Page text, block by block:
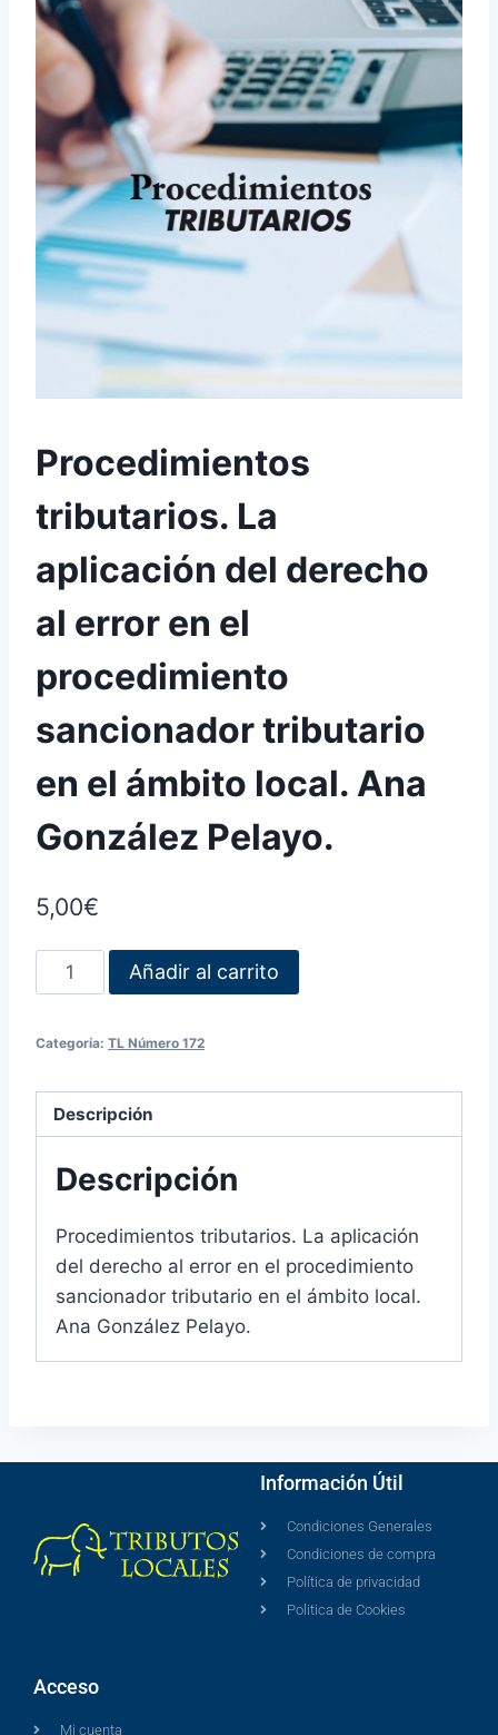
Procedimientos
tributarios. La
aplicación del derecho
al error en el
procedimiento
sancionador tributario
en el ámbito local. Ana
González Pelayo.
5,00€
Añadir al carrito
Categoría: TL Número 172
Descripción
Descripción
Procedimientos tributarios. La aplicación
del derecho al error en el procedimiento
sancionador tributario en el ámbito local.
Ana González Pelayo.
Información Útil
Condiciones Generales
Condiciones de compra
Política de privacidad
Politica de Cookies
Acceso
Mi cuenta